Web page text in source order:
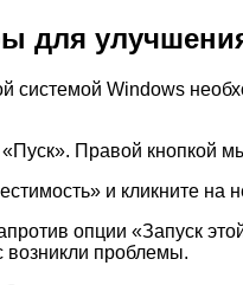
для
Windows
Правой кнопкой
и кликните на
опции «Запуск
возникли проблемы.